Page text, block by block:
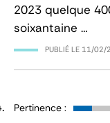
2023 quelque
soixantaine …
PUBLIÉ LE 11/02/
Pertinence :